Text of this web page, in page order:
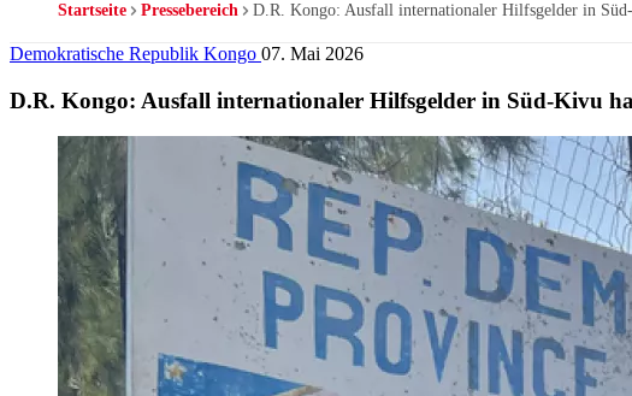
Pfadnavigation
Startseite Pressebereich D.R. Kongo: Ausfall internationaler Hilfsgelder in
Demokratische Republik Kongo 07. Mai 2026
D.R. Kongo: Ausfall internationaler Hilfsgelder in Süd-Kivu